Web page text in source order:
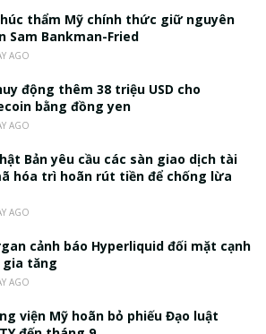
thẩm Mỹ chính thức giữ nguyên
Sam Bankman-Fried
AGO
động thêm 38 triệu USD cho
bằng đồng yen
AGO
Bản yêu cầu các sàn giao dịch tài
hóa trì hoãn rút tiền để chống lừa
AGO
cảnh báo Hyperliquid đối mặt cạnh
tăng
AGO
viện Mỹ hoãn bỏ phiếu Đạo luật